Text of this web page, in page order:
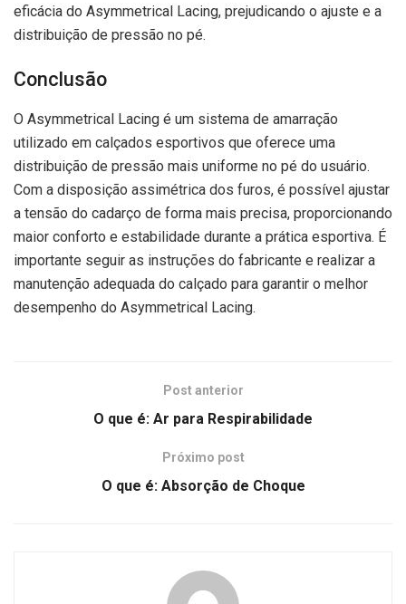
eficácia do Asymmetrical Lacing, prejudicando o ajuste e a
distribuição de pressão no pé.
Conclusão
O Asymmetrical Lacing é um sistema de amarração
utilizado em calçados esportivos que oferece uma
distribuição de pressão mais uniforme no pé do usuário.
Com a disposição assimétrica dos furos, é possível ajustar
a tensão do cadarço de forma mais precisa, proporcionando
maior conforto e estabilidade durante a prática esportiva. É
importante seguir as instruções do fabricante e realizar a
manutenção adequada do calçado para garantir o melhor
desempenho do Asymmetrical Lacing.
Post anterior
O que é: Ar para Respirabilidade
Próximo post
O que é: Absorção de Choque